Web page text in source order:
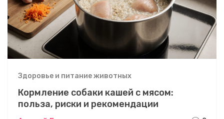
Здоровье и питание животных
Кормление собаки кашей с мясом:
польза, риски и рекомендации